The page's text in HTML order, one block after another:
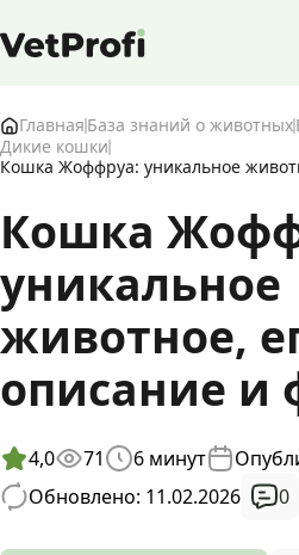
База знаний о животных и
Блог о животных
Форум
Войти
Главная База знаний о животных
Дикие кошки
Кошка Жоффруа: уникальное
Кошка
уникальное
животное,
описание и
4,0 71 6 минут
Обновлено: 11.02.2026
0